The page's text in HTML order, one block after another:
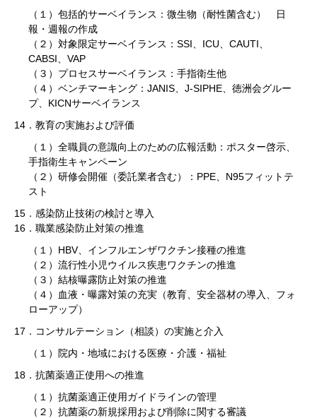
（１）包括的サーベイランス：微生物（耐性菌含む） 日
報・週報の作成
（２）対象限定サーベイランス：SSI、ICU、CAUTI、
CABSI、VAP
（３）プロセスサーベイランス：手指衛生他
（４）ベンチマーキング：JANIS、J-SIPHE、徳洲会グルー
プ、KICNサーベイランス
14．教育の実施および評価
（１）全職員の意識向上のための広報活動：ポスター啓示、
手指衛生キャンペーン
（２）研修会開催（委託業者含む）：PPE、N95フィットテ
スト
15．感染防止技術の検討と導入
16．職業感染防止対策の推進
（１）HBV、インフルエンザワクチン接種の推進
（２）流行性小児ウイルス疾患ワクチンの推進
（３）結核曝露防止対策の推進
（４）血液・曝露対策の充実（教育、安全器材の導入、フォ
ローアップ）
17．コンサルテーション（相談）の実施と介入
（１）院内・地域における医療・介護・福祉
18．抗菌薬適正使用への推進
（１）抗菌薬適正使用ガイドラインの管理
（２）抗菌薬の新規採用および削除に関する審議